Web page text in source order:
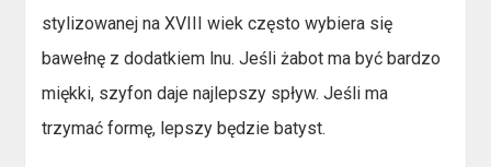
stylizowanej na XVIII wiek często wybiera się
bawełnę z dodatkiem lnu. Jeśli żabot ma być bardzo
miękki, szyfon daje najlepszy spływ. Jeśli ma
trzymać formę, lepszy będzie batyst.